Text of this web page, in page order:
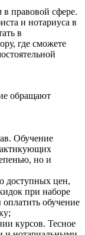
правовой сфере.
и нотариуса в
в
где сможете
обращают
Обучение
но и
доступных цен,
при наборе
обучение
курсов. Тесное